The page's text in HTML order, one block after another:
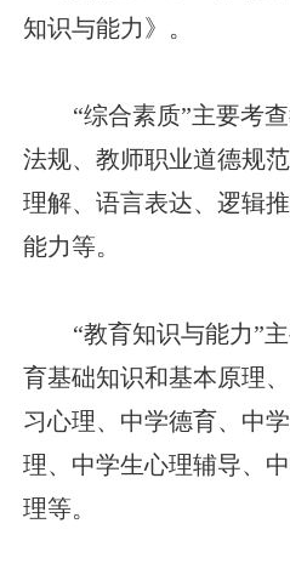
知识与能力》。
“综合素质”主要考
法规、教师职业道德规
理解、语言表达、逻辑
能力等。
“教育知识与能力”
育基础知识和基本原理
习心理、中学德育、中
理、中学生心理辅导、
理等。